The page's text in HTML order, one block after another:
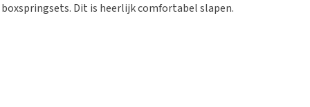
Dit is heerlijk comfortabel slapen.